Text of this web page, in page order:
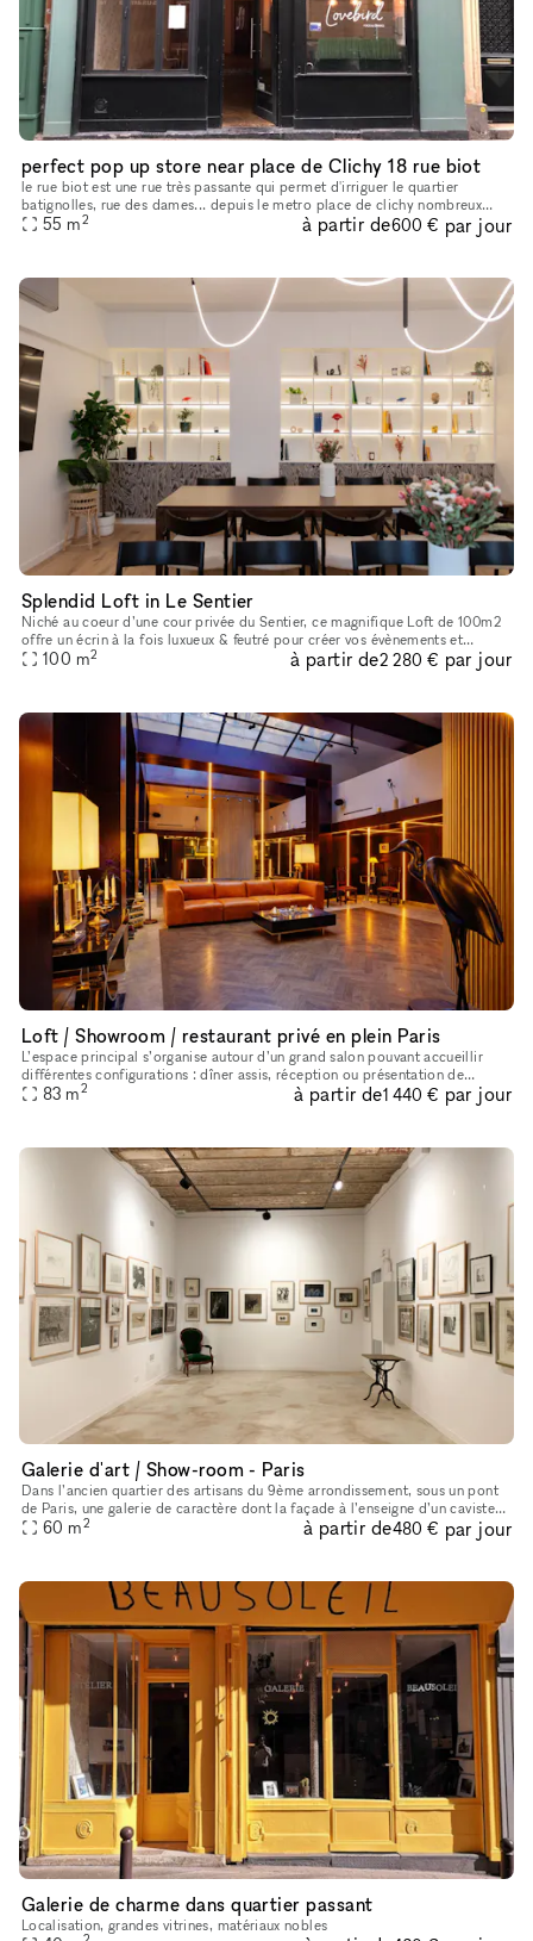
perfect pop up store near place de Clichy 18 rue biot
le rue biot est une rue très passante qui permet d'irriguer le quartier
batignolles, rue des dames... depuis le metro place de clichy nombreux
cafés et restaurants salle de spectacle à proximité cli
55 m2 à partir de600 € par jour
Splendid Loft in Le Sentier
Niché au coeur d’une cour privée du Sentier, ce magnifique Loft de 100m2
offre un écrin à la fois luxueux & feutré pour créer vos évènements et
accueillir vos showrooms dans un cadre exceptionnel.
100 m2 à partir de2 280 € par jour
Loft / Showroom / restaurant privé en plein Paris
L’espace principal s’organise autour d’un grand salon pouvant accueillir
différentes configurations : dîner assis, réception ou présentation de
produits. Le lieu dispose également d’une cuisine profe
83 m2 à partir de1 440 € par jour
Galerie d'art / Show-room - Paris
Dans l’ancien quartier des artisans du 9ème arrondissement, sous un pont
de Paris, une galerie de caractère dont la façade à l’enseigne d’un caviste
de la fin du 19ème siècle a été restaurée dans le
60 m2 à partir de480 € par jour
Galerie de charme dans quartier passant
Localisation, grandes vitrines, matériaux nobles